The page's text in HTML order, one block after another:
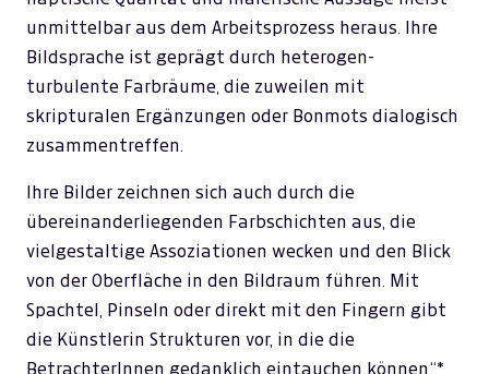
unmittelbar aus dem Arbeitsprozess heraus. Ihre
Bildsprache ist geprägt durch heterogen-
turbulente Farbräume, die zuweilen mit
skripturalen Ergänzungen oder Bonmots dialogisch
zusammentreffen.
Ihre Bilder zeichnen sich auch durch die
übereinanderliegenden Farbschichten aus, die
vielgestaltige Assoziationen wecken und den Blick
von der Oberfläche in den Bildraum führen. Mit
Spachtel, Pinseln oder direkt mit den Fingern gibt
die Künstlerin Strukturen vor, in die die
BetrachterInnen gedanklich eintauchen können.“*